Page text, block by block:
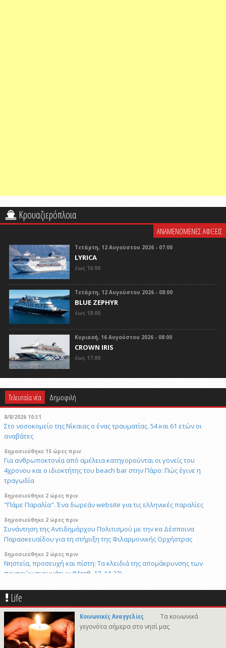
Κρουαζιερόπλοια
ΑΝΑΜΕΝΟΜΕΝΕΣ ΑΦΙΞΕΙΣ
Τετάρτη, 12 Αυγούστου 2026 - 07:00
LYRICA
έως 16:00
Τετάρτη, 12 Αυγούστου 2026 - 08:00
BLUE ZEPHYR
έως 18:00
Κυριακή, 16 Αυγούστου 2026 - 08:00
CROWN IRIS
έως 17:00
Τελευταία νέα Δημοφιλή
8/8/2026 10:31
Στο νοσοκομείο της Νίκαιας ο ένας τραυματίας. 54 και 61 ετών οι
αναβάτες
δημοσιεύθηκε 15 ώρες πριν
Για ανθρωποκτονία από αμέλεια κατηγορούνται οι γονείς του
4χρονου και ο ιδιοκτήτης του beach bar στην Πάρο: Πώς έγινε η
τραγωδία
δημοσιεύθηκε 2 ώρες πριν
"Πάμε Παραλία". Ένα δωρεάν website για τις ελληνικές παραλίες
δημοσιεύθηκε 2 ώρες πριν
Συνάντηση της Αντιδημάρχου Πολιτισμού με την κα Δέσποινα
Παρασκευαΐδου για τη στήριξη της Φιλαρμονικής Ορχήστρας
δημοσιεύθηκε 2 ώρες πριν
Νηστεία, προσευχή και πίστη: Τα κλειδιά της απομάκρυνσης των
πονηρών πνευμάτων (Ματθ. 17, 14-23)
δημοσιεύθηκε 22 ώρες πριν
Σύλληψη 31χρονου σε bar για ηχορύπανση και παραβίαση ωραρίου
στη Σύρο
δημοσιεύθηκε 2 ώρες πριν
Νάξος: Το μοναδικό νησί των Κυκλάδων χωρίς προστασία από τις
ανεμογεννήτριες — Γιατί;
Life
Κοινωνικές Αναγγελίες
Τα κοινωνικά
γεγονότα σήμερα στο νησί μας